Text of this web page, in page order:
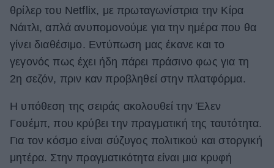
θρίλερ του Netflix, με πρωταγωνίστρια την Κίρα
Νάιτλι, απλά ανυπομονούμε για την ημέρα που θα
γίνει διαθέσιμο. Εντύπωση μας έκανε και το
γεγονός πως έχει ήδη πάρει πράσινο φως για τη
2η σεζόν, πριν καν προβληθεί στην πλατφόρμα.
Η υπόθεση της σειράς ακολουθεί την Έλεν
Γουέμπ, που κρύβει την πραγματική της ταυτότητα.
Για τον κόσμο είναι σύζυγος πολιτικού και στοργική
μητέρα. Στην πραγματικότητα είναι μια κρυφή